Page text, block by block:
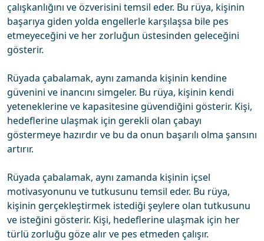
çalışkanlığını ve özverisini temsil eder. Bu rüya, kişinin
başarıya giden yolda engellerle karşılaşsa bile pes
etmeyeceğini ve her zorluğun üstesinden geleceğini
gösterir.
Rüyada çabalamak, aynı zamanda kişinin kendine
güvenini ve inancını simgeler. Bu rüya, kişinin kendi
yeteneklerine ve kapasitesine güvendiğini gösterir. Kişi,
hedeflerine ulaşmak için gerekli olan çabayı
göstermeye hazırdır ve bu da onun başarılı olma şansını
artırır.
Rüyada çabalamak, aynı zamanda kişinin içsel
motivasyonunu ve tutkusunu temsil eder. Bu rüya,
kişinin gerçekleştirmek istediği şeylere olan tutkusunu
ve isteğini gösterir. Kişi, hedeflerine ulaşmak için her
türlü zorluğu göze alır ve pes etmeden çalışır.